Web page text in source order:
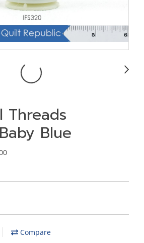
Threads
Blue
Compare